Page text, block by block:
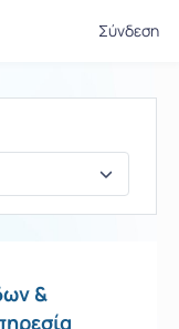
Σύνδεση
&